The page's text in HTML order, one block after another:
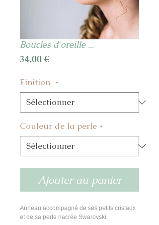
Boucles d'oreille ...
34,00 €Prix
Finition *
Couleur de la perle *
Ajouter au panier
Anneau accompagné de ses petits cristaux
et de sa perle nacrée Swarovski.